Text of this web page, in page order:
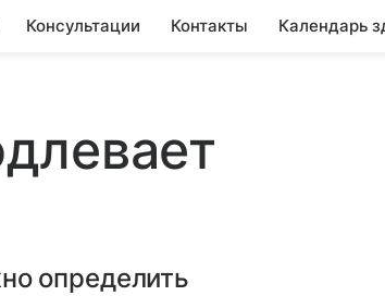
Консультации Контакты Календарь
определить